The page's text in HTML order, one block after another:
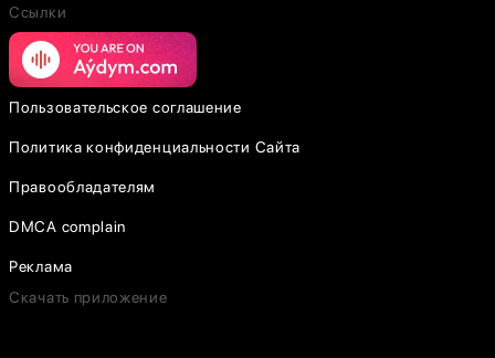
Ссылки
Пользовательское соглашение
Политика конфиденциальности Сайта
Правообладателям
DMCA complain
Реклама
Скачать приложение